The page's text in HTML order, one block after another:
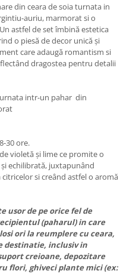
din ceara de soia turnata in
auriu, marmorat si o
astfel de set îmbină estetica
o piesă de decor unică și
care adaugă romantism si
dragostea pentru detalii
intr-un pahar din
30 ore.
violetă și lime ce promite o
echilibrată, juxtapunând
si creând astfel o aromă
usor de pe orice fel de
(paharul) in care
ori la reumplere cu ceara,
destinatie, inclusiv in
creioane, depozitare
flori, ghiveci plante mici (ex: